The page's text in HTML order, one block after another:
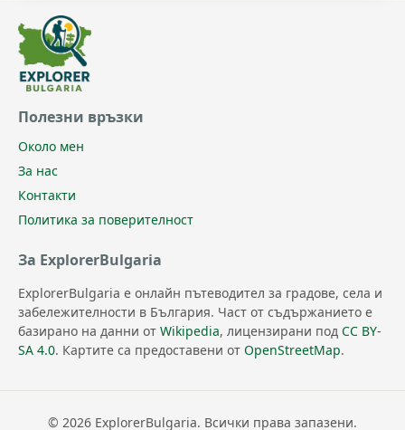
Полезни връзки
Около мен
За нас
Контакти
Политика за поверителност
За ExplorerBulgaria
ExplorerBulgaria е онлайн пътеводител за градове, села и
забележителности в България. Част от съдържанието е
базирано на данни от Wikipedia, лицензирани под CC BY-
SA 4.0. Картите са предоставени от OpenStreetMap.
© 2026 ExplorerBulgaria. Всички права запазени.